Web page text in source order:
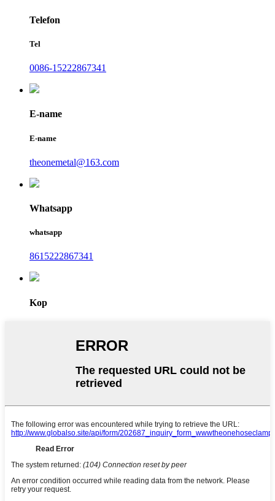
Telefon
Tel
0086-15222867341
E-name
E-name
theonemetal@163.com
Whatsapp
whatsapp
8615222867341
Kop